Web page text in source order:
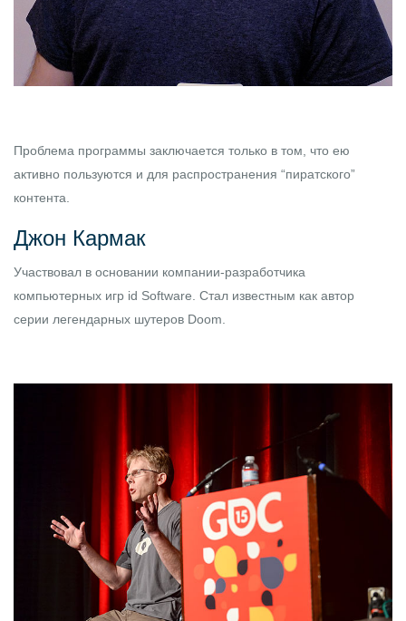
Проблема программы заключается только в том, что ею
активно пользуются и для распространения “пиратского”
контента.
Джон Кармак
Участвовал в основании компании-разработчика
компьютерных игр id Software. Стал известным как автор
серии легендарных шутеров Doom.